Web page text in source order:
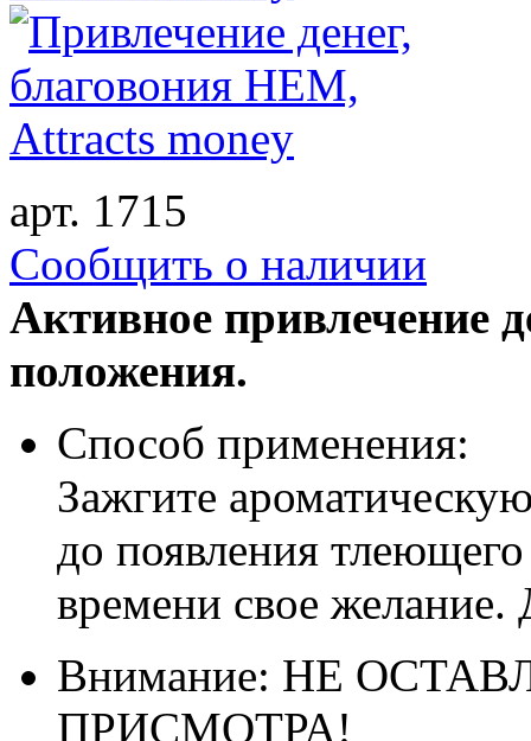
арт. 1715
Cообщить о наличии
Активное привлечение
положения.
Способ применения:
Зажгите
до появления
времени свое желание.
Внимание: НЕ
ПРИСМОТРА!